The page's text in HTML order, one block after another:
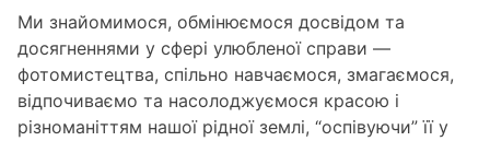
Ми знайомимося, обмінюємося досвідом та
досягненнями у сфері улюбленої справи —
фотомистецтва, спільно навчаємося, змагаємося,
відпочиваємо та насолоджуємося красою і
різноманіттям нашої рідної землі, “оспівуючи” її у